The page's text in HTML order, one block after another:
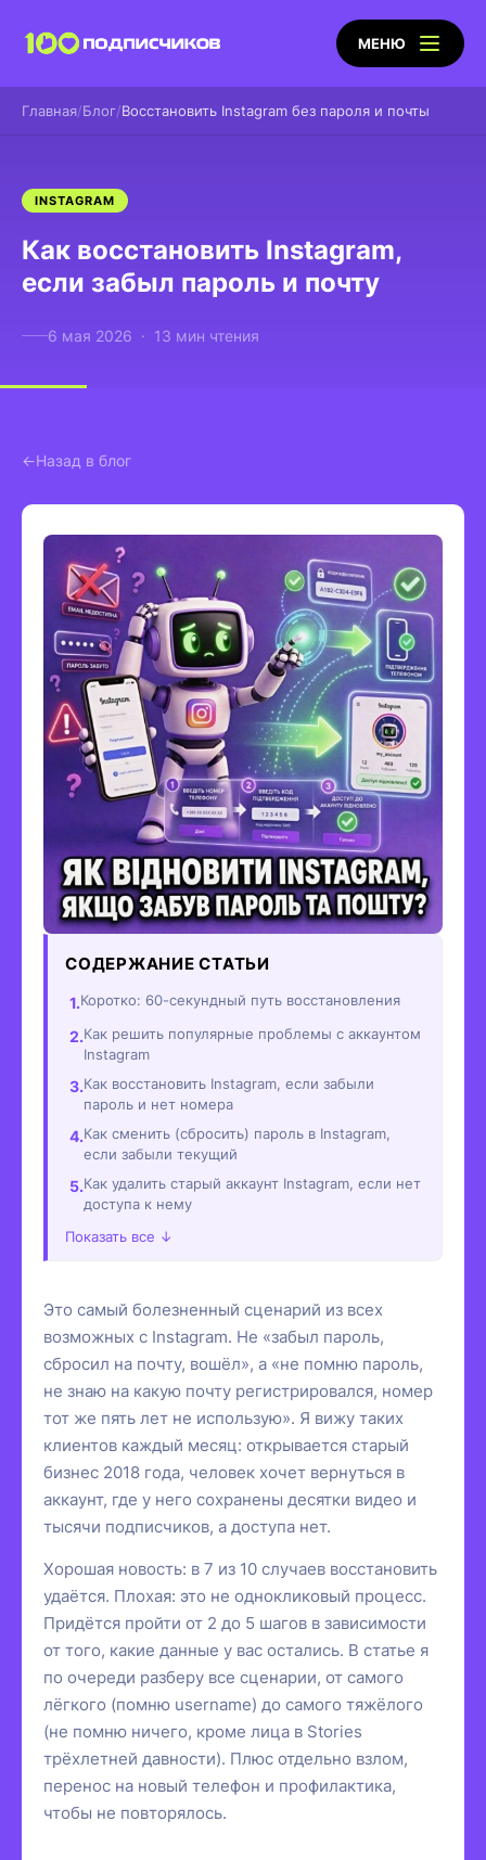
МЕНЮ
Главная Блог Восстановить Instagram без пароля и почты
INSTAGRAM
Как восстановить Instagram,
если забыл пароль и почту
6 мая 2026 · 13 мин чтения
Назад в блог
СОДЕРЖАНИЕ СТАТЬИ
Коротко: 60-секундный путь восстановления
Как решить популярные проблемы с аккаунтом
Instagram
Как восстановить Instagram, если забыли
пароль и нет номера
Как сменить (сбросить) пароль в Instagram,
если забыли текущий
Как удалить старый аккаунт Instagram, если нет
доступа к нему
Показать все ↓
Это самый болезненный сценарий из всех
возможных с Instagram. Не «забыл пароль,
сбросил на почту, вошёл», а «не помню пароль,
не знаю на какую почту регистрировался, номер
тот же пять лет не использую». Я вижу таких
клиентов каждый месяц: открывается старый
бизнес 2018 года, человек хочет вернуться в
аккаунт, где у него сохранены десятки видео и
тысячи подписчиков, а доступа нет.
Хорошая новость: в 7 из 10 случаев восстановить
удаётся. Плохая: это не однокликовый процесс.
Придётся пройти от 2 до 5 шагов в зависимости
от того, какие данные у вас остались. В статье я
по очереди разберу все сценарии, от самого
лёгкого (помню username) до самого тяжёлого
(не помню ничего, кроме лица в Stories
трёхлетней давности). Плюс отдельно взлом,
перенос на новый телефон и профилактика,
чтобы не повторялось.